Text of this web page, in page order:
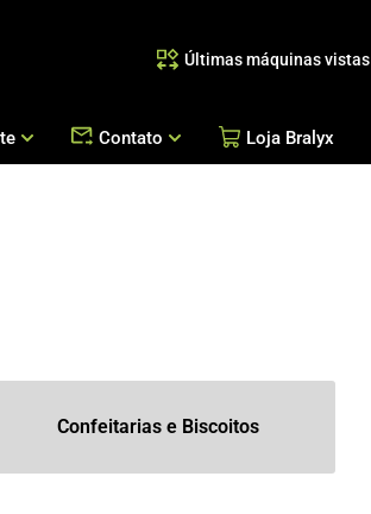
Contato Loja Bralyx
Últimas máquinas vistas
Confeitarias e Biscoitos